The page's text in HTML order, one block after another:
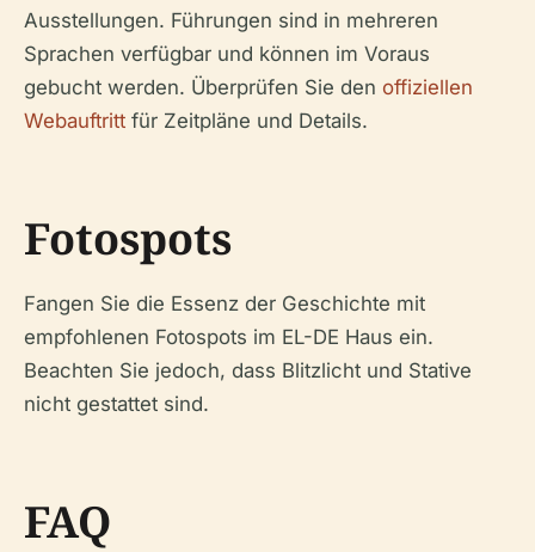
Ausstellungen. Führungen sind in mehreren
Sprachen verfügbar und können im Voraus
gebucht werden. Überprüfen Sie den offiziellen
Webauftritt für Zeitpläne und Details.
Fotospots
Fangen Sie die Essenz der Geschichte mit
empfohlenen Fotospots im EL-DE Haus ein.
Beachten Sie jedoch, dass Blitzlicht und Stative
nicht gestattet sind.
FAQ